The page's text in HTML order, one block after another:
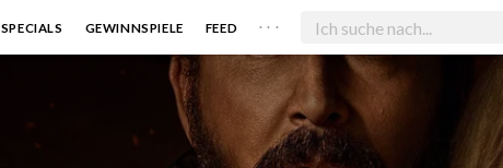
SPECIALS GEWINNSPIELE FEED . . .